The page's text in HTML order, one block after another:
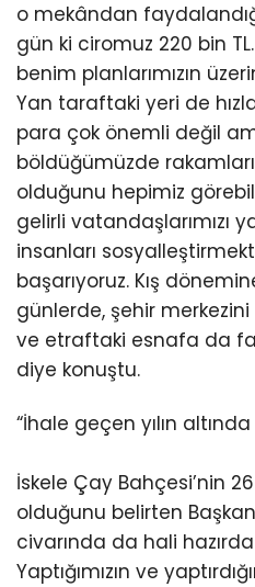
o mekândan
gün ki ciromuz 220 bin
benim planlarımızın
Yan taraftaki yeri de
para çok önemli değil
böldüğümüzde
olduğunu hepimiz
gelirli vatandaşlarımızı
insanları
başarıyoruz. Kış
günlerde, şehir merkezini
ve etraftaki esnafa da
diye konuştu.
“İhale geçen yılın
İskele Çay Bahçesi’nin
olduğunu belirten
civarında da hali
Yaptığımızın ve